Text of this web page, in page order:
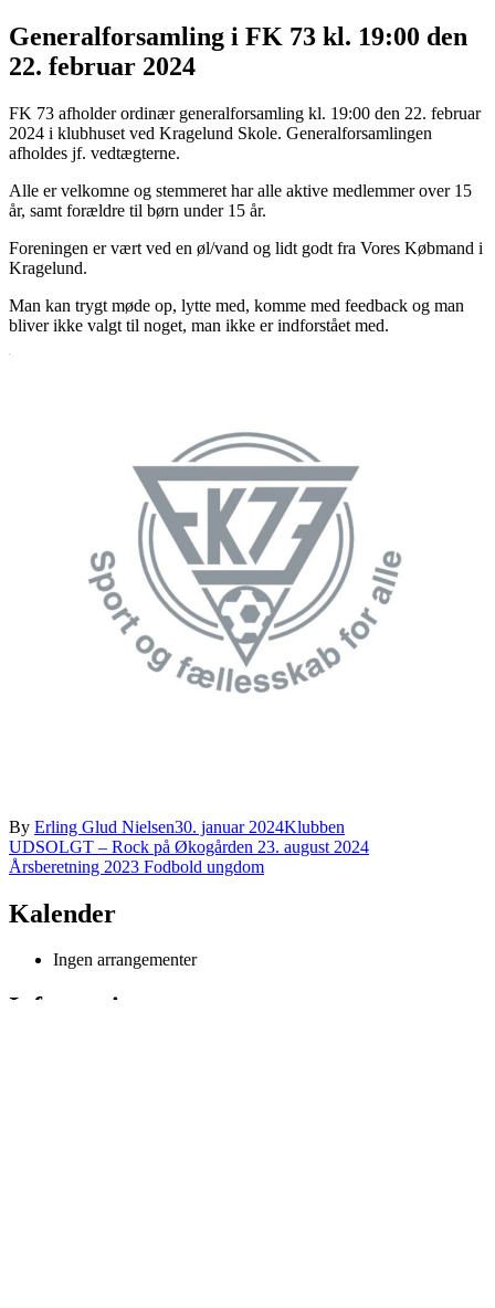
Generalforsamling i FK 73 kl. 19:00 den
22. februar 2024
FK 73 afholder ordinær generalforsamling kl. 19:00 den 22. februar
2024 i klubhuset ved Kragelund Skole. Generalforsamlingen
afholdes jf. vedtægterne.
Alle er velkomne og stemmeret har alle aktive medlemmer over 15
år, samt forældre til børn under 15 år.
Foreningen er vært ved en øl/vand og lidt godt fra Vores Købmand i
Kragelund.
Man kan trygt møde op, lytte med, komme med feedback og man
bliver ikke valgt til noget, man ikke er indforstået med.
By Erling Glud Nielsen30. januar 2024Klubben
Indlægsnavigation
UDSOLGT – Rock på Økogården 23. august 2024
Årsberetning 2023 Fodbold ungdom
Kalender
Ingen arrangementer
Information